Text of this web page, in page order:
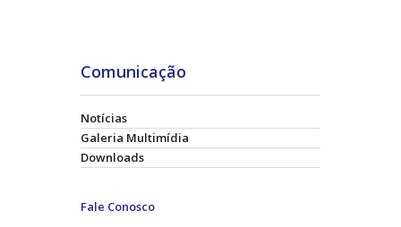
Comunicação
Notícias
Galeria Multimídia
Downloads
Fale Conosco